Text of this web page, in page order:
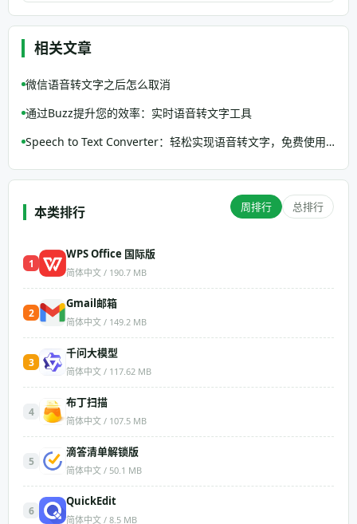
相关文章
微信语音转文字之后怎么取消
通过Buzz提升您的效率：实时语音转文字工具
Speech to Text Converter：轻松实现语音转文字，免费使用无限畅享
本类排行 周排行 总排行
1
WPS Office 国际版
简体中文 / 190.7 MB
2
Gmail邮箱
简体中文 / 149.2 MB
3
千问大模型
简体中文 / 117.62 MB
4
布丁扫描
简体中文 / 107.5 MB
5
滴答清单解锁版
简体中文 / 50.1 MB
6
QuickEdit
简体中文 / 8.5 MB